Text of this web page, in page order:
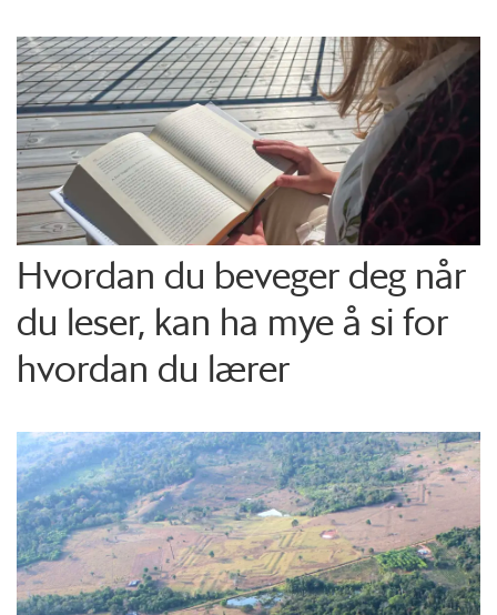
Hvordan du beveger deg når
du leser, kan ha mye å si for
hvordan du lærer